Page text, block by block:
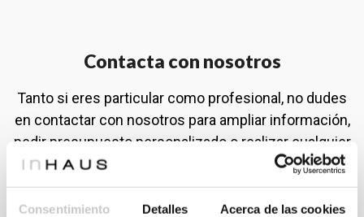
Consentimiento Detalles Acerca de las cookies
Contacta con nosotros
Tanto si eres particular como profesional, no dudes
en contactar con nosotros para ampliar información,
pedir presupuesto personalizado o realizar cualquier